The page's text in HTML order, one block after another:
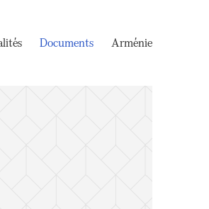
Documents Arménie